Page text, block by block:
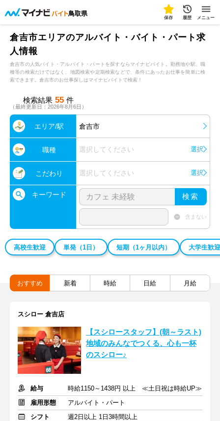
鳥取県
保存 履歴 メニュー
倉吉市エリアのアルバイト・バイト・パート求
人情報
倉吉市の人気バイト・アルバイト・パートを探すならマイナビバイト。勤務地や駅、職
種等の検索だけではなく、地図検索や定期検索などで、条件にあったお仕事を簡単に検
索できます。倉吉市のお仕事探しはマイナビバイトで検索！
検索結果 55 件
（最終更新日：2026年8月6日）
エリア/駅 倉吉市
職種 選択してください 選択
こだわり 選択してください 選択
キーワード 検索
含まない
高校生歓迎 単発（1日） 短期（1ヶ月以内） 大学生歓迎
おすすめ 新着 時給 日給 月給
スシロー 倉吉店
【スシロースタッフ】(朝～ラスト)
地域のみんなでつくる、心も一杯
のスシロー♪
給与
時給1150～1438円 以上 ≪土日祝は時給UP≫
雇用形態
アルバイト・パート
シフト
週2日以上 1日3時間以上